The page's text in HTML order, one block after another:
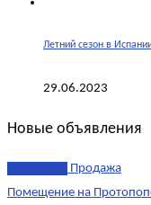
Летний сезон в
29.06.2023
Новые объявления
Продажа
Помещение на